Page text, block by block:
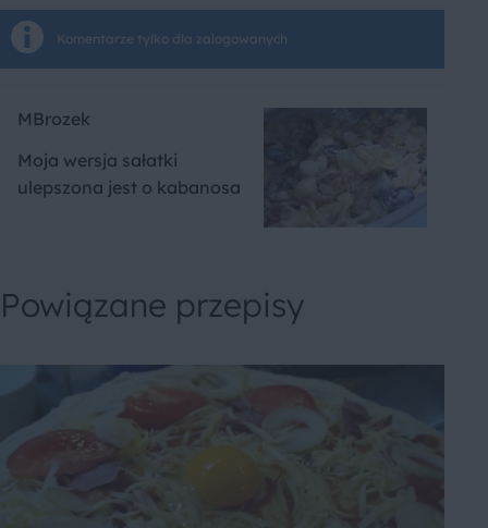
Komentarze tylko dla zalogowanych
MBrozek
Moja wersja sałatki
ulepszona jest o kabanosa
Powiązane przepisy